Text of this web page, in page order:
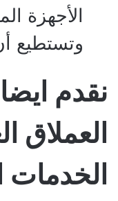
الأجهزة
وتستطيع
نقدم
العملاق